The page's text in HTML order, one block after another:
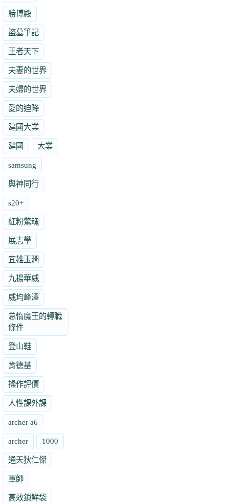
勝博殿
盜墓筆記
王者天下
夫妻的世界
夫婦的世界
愛的迫降
建國大業
建國 大業
samsung
與神同行
s20+
紅粉驚魂
展志學
宜雄玉潤
九揚華威
威均峰澤
怠惰魔王的轉職
條件
登山鞋
肯德基
操作評價
人性課外課
archer a6
archer 1000
通天狄仁傑
軍師
高效鎖鮮袋